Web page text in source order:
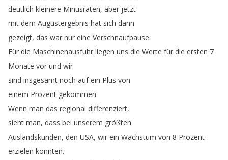
deutlich kleinere Minusraten, aber jetzt
mit dem Augustergebnis hat sich dann
gezeigt, das war nur eine Verschnaufpause.
Für die Maschinenausfuhr liegen uns die Werte für die ersten 7
Monate vor und wir
sind insgesamt noch auf ein Plus von
einem Prozent gekommen.
Wenn man das regional differenziert,
sieht man, dass bei unserem größten
Auslandskunden, den USA, wir ein Wachstum von 8 Prozent
erzielen konnten.